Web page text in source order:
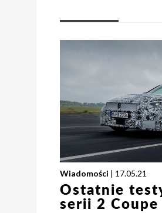
Wiadomości | 17.05.21
Ostatnie
serii 2 Coupe